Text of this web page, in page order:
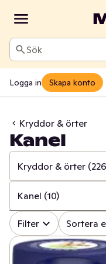
Sök
Logga in Skapa konto
Kryddor & örter
Kanel
Kryddor & örter
✓ Alla (645)
✓ Kryddor & örter
✓ Såser & aromsmör
Kanel (10)
✓ Alla (226)
✓ Persilja (9)
Filter Sortera